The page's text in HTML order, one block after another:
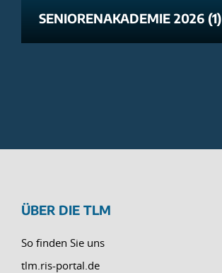
SENIORENAKADEMIE 2026 (1)
ÜBER DIE TLM
So finden Sie uns
tlm.ris-portal.de